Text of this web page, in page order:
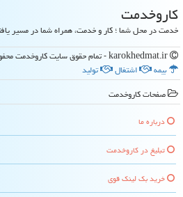
كاروخدمت
خدمت در محل شما ؛ کار و خدمت، همراه شما در مسیر
بیمه
اشتغال
تولید
صفحات كاروخدمت
درباره ما
تبلیغ در كاروخدمت
خرید بک لینک قوی